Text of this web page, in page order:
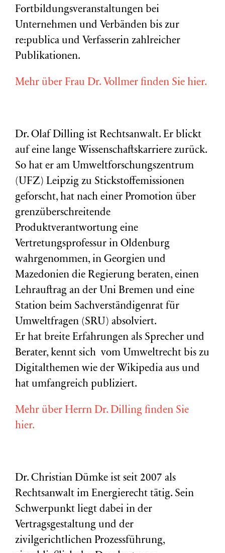
Fortbildungsveranstaltungen bei
Unternehmen und Verbänden bis zur
re:publica und Verfasserin zahlreicher
Publikationen.
Mehr über Frau Dr. Vollmer finden Sie hier.
Dr. Olaf Dilling ist Rechtsanwalt. Er blickt
auf eine lange Wissenschaftskarriere zurück.
So hat er am Umweltforschungszentrum
(UFZ) Leipzig zu Stickstoffemissionen
geforscht, hat nach einer Promotion über
grenzüberschreitende
Produktverantwortung eine
Vertretungsprofessur in Oldenburg
wahrgenommen, in Georgien und
Mazedonien die Regierung beraten, einen
Lehrauftrag an der Uni Bremen und eine
Station beim Sachverständigenrat für
Umweltfragen (SRU ) absolviert.
Er hat breite Erfahrungen als Sprecher und
Berater, kennt sich vom Umweltrecht bis zu
Digitalthemen wie der Wikipedia aus und
hat umfangreich publiziert.
Mehr über Herrn Dr. Dilling finden Sie
hier.
Dr. Christian Dümke ist seit 2007 als
Rechtsanwalt im Energierecht tätig. Sein
Schwerpunkt liegt dabei in der
Vertragsgestaltung und der
zivilgerichtlichen Prozessführung,